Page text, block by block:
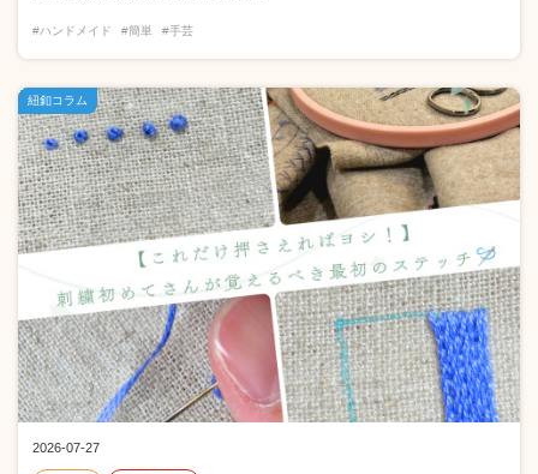
#ハンドメイド #簡単 #手芸
2026-07-27
紐釦コラム